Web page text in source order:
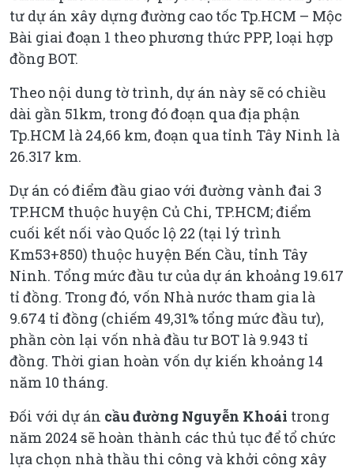
tư dự án xây dựng đường cao tốc Tp.HCM – Mộc
Bài giai đoạn 1 theo phương thức PPP, loại hợp
đồng BOT.
Theo nội dung tờ trình, dự án này sẽ có chiều
dài gần 51km, trong đó đoạn qua địa phận
Tp.HCM là 24,66 km, đoạn qua tỉnh Tây Ninh là
26.317 km.
Dự án có điểm đầu giao với đường vành đai 3
TP.HCM thuộc huyện Củ Chi, TP.HCM; điểm
cuối kết nối vào Quốc lộ 22 (tại lý trình
Km53+850) thuộc huyện Bến Cầu, tỉnh Tây
Ninh. Tổng mức đầu tư của dự án khoảng 19.617
tỉ đồng. Trong đó, vốn Nhà nước tham gia là
9.674 tỉ đồng (chiếm 49,31% tổng mức đầu tư),
phần còn lại vốn nhà đầu tư BOT là 9.943 tỉ
đồng. Thời gian hoàn vốn dự kiến khoảng 14
năm 10 tháng.
Đối với dự án cầuđường Nguyễn Khoái trong
năm 2024 sẽ hoàn thành các thủ tục để tổ chức
lựa chọn nhà thầu thi công và khởi công xây